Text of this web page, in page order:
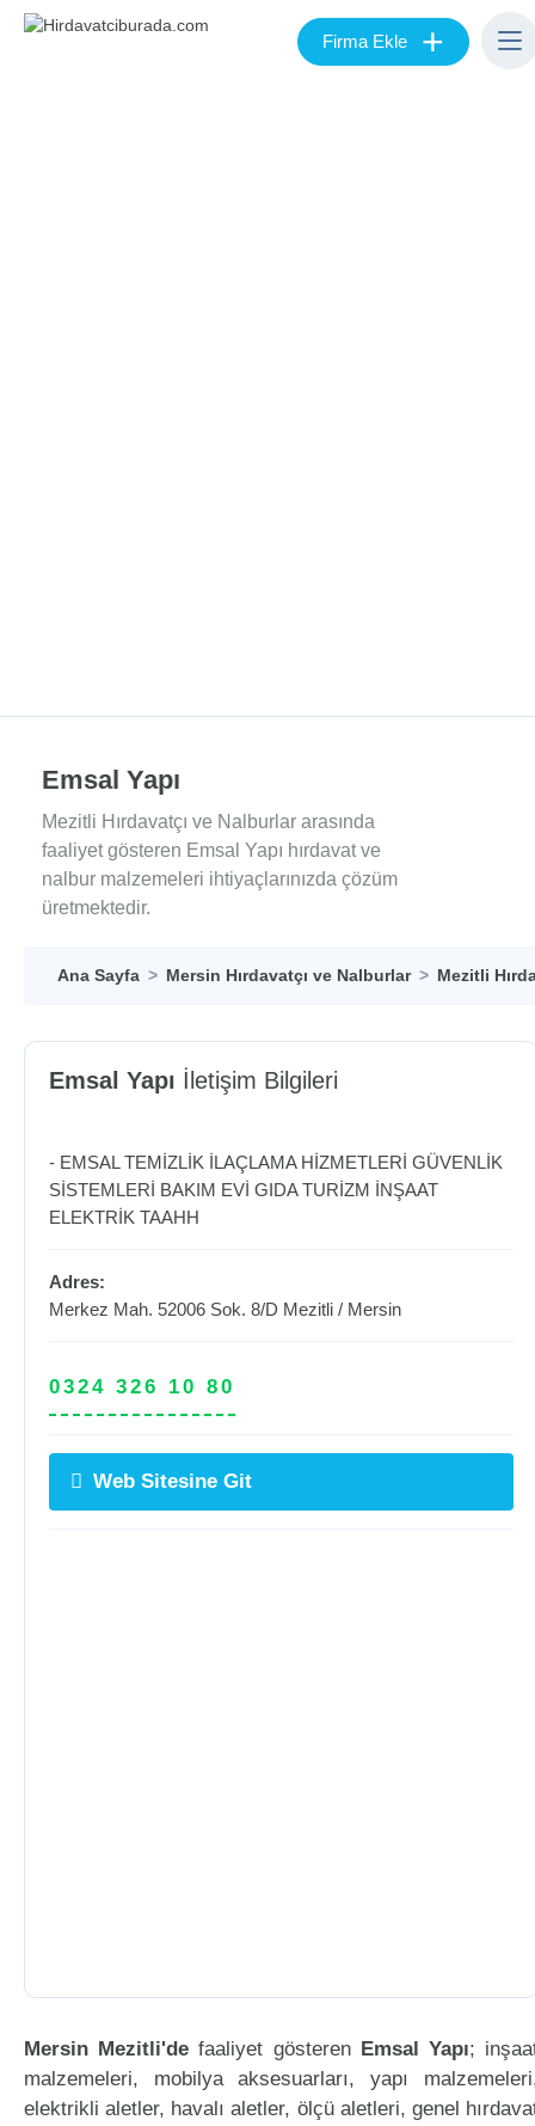
Firma Ekle +
Emsal Yapı
Mezitli Hırdavatçı ve Nalburlar arasında
faaliyet gösteren Emsal Yapı hırdavat ve
nalbur malzemeleri ihtiyaçlarınızda çözüm
üretmektedir.
Ana Sayfa Mersin Hırdavatçı ve Nalburlar Mezitli
Emsal Yapı İletişim Bilgileri
- EMSAL TEMİZLİK İLAÇLAMA HİZMETLERİ GÜVENLİK
SİSTEMLERİ BAKIM EVİ GIDA TURİZM İNŞAAT
ELEKTRİK TAAHH
Adres:
Merkez Mah. 52006 Sok. 8/D Mezitli / Mersin
0324 326 10 80
Web Sitesine Git
Mersin Mezitli'de faaliyet gösteren Emsal Yapı;
malzemeleri, mobilya aksesuarları, yapı
elektrikli aletler, havalı aletler, ölçü aletleri, genel